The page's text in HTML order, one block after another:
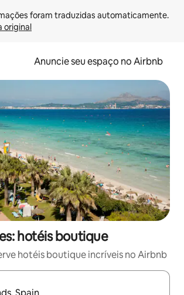
original
Anuncie seu espaço no Airbnb
hotéis boutique
hotéis boutique incríveis no Airbnb
estiverem disponíveis, explore-os